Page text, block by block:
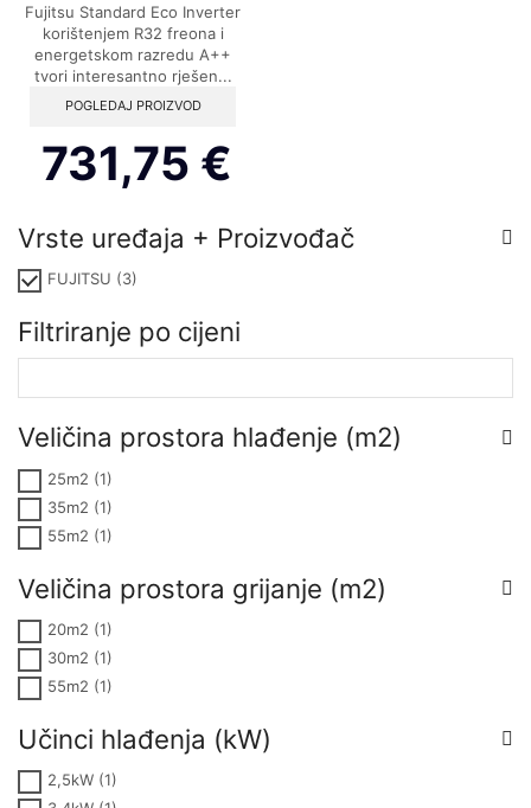
Fujitsu Standard Eco Inverter
korištenjem R32 freona i
energetskom razredu A++
tvori interesantno rješen...
POGLEDAJ PROIZVOD
731,75 €
Vrste uređaja + Proizvođač
FUJITSU (3)
Filtriranje po cijeni
Veličina prostora hlađenje (m2)
25m2 (1)
35m2 (1)
55m2 (1)
Veličina prostora grijanje (m2)
20m2 (1)
30m2 (1)
55m2 (1)
Učinci hlađenja (kW)
2,5kW (1)